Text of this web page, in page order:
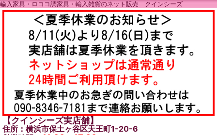
輸入家具・ロココ調家具・輸入雑貨のネット販売 クインシーズ
【クインシーズ実店舗】
住所：横浜市保土ヶ谷区天王町1-20-6